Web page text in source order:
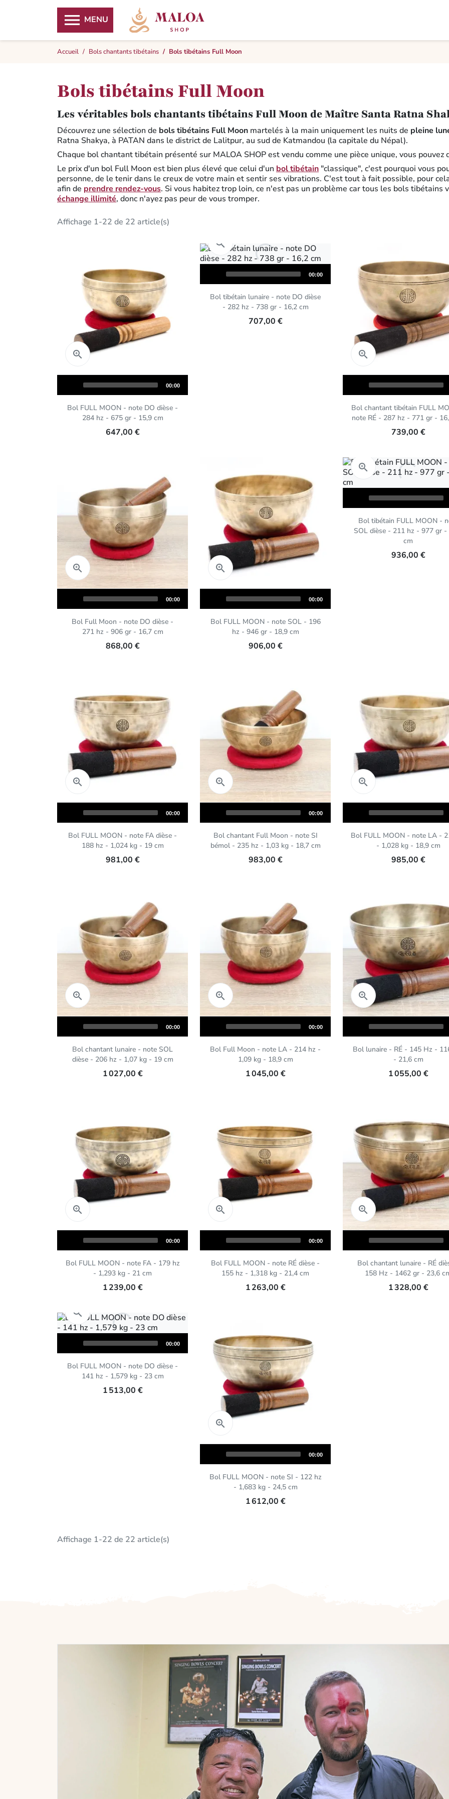
 MENU
Accueil Bols chantants tibétains Bols tibétains Full Moon
Bols tibétains Full Moon
Les véritables bols chantants tibétains Full Moon de Maître Santa Ratna
Découvrez une sélection de bols tibétains Full Moon martelés à la main uniquement les nuits de pleine
Ratna Shakya, à PATAN dans le district de Lalitpur, au sud de Katmandou (la capitale du Népal).
Chaque bol chantant tibétain présenté sur MALOA SHOP est vendu comme une pièce unique, vous pouvez
Le prix d'un bol Full Moon est bien plus élevé que celui d'un bol tibétain "classique", c'est pourquoi vous
personne, de le tenir dans le creux de votre main et sentir ses vibrations. C'est tout à fait possible, pour
afin de prendre rendez-vous. Si vous habitez trop loin, ce n'est pas un problème car tous les bols tibétains
échange illimité, donc n'ayez pas peur de vous tromper.
Affichage 1-22 de 22 article(s)
 Aperçu rapide
Total
00:00
Bol FULL MOON - note DO dièse -
284 hz - 675 gr - 15,9 cm
647,00 €
 Aperçu rapide
Total
00:00
Bol tibétain lunaire - note DO dièse
- 282 hz - 738 gr - 16,2 cm
707,00 €
 Aperçu rapide
Bol chantant tibétain FULL
note RÉ - 287 hz - 771 gr -
739,00 €
 Aperçu rapide
Total
00:00
Bol Full Moon - note DO dièse -
271 hz - 906 gr - 16,7 cm
868,00 €
 Aperçu rapide
Total
00:00
Bol FULL MOON - note SOL - 196
hz - 946 gr - 18,9 cm
906,00 €
 Aperçu rapide
Bol tibétain FULL MOON -
SOL dièse - 211 hz - 977 gr -
cm
936,00 €
 Aperçu rapide
Total
00:00
Bol FULL MOON - note FA dièse -
188 hz - 1,024 kg - 19 cm
981,00 €
 Aperçu rapide
Total
00:00
Bol chantant Full Moon - note SI
bémol - 235 hz - 1,03 kg - 18,7 cm
983,00 €
 Aperçu rapide
Bol FULL MOON - note LA -
- 1,028 kg - 18,9 cm
985,00 €
 Aperçu rapide
Total
00:00
Bol chantant lunaire - note SOL
dièse - 206 hz - 1,07 kg - 19 cm
1 027,00 €
 Aperçu rapide
Total
00:00
Bol Full Moon - note LA - 214 hz -
1,09 kg - 18,9 cm
1 045,00 €
 Aperçu rapide
Bol lunaire - RÉ - 145 Hz -
- 21,6 cm
1 055,00 €

Total
00:00
Bol FULL MOON - note FA - 179 hz
- 1,293 kg - 21 cm
1 239,00 €

Total
00:00
Bol FULL MOON - note RÉ dièse -
155 hz - 1,318 kg - 21,4 cm
1 263,00 €
 Aperçu rapide
Bol chantant lunaire - RÉ
158 Hz - 1462 gr - 23,6
1 328,00 €
 Aperçu rapide
Total
00:00
Bol FULL MOON - note DO dièse -
141 hz - 1,579 kg - 23 cm
1 513,00 €
 Aperçu rapide
Total
00:00
Bol FULL MOON - note SI - 122 hz
- 1,683 kg - 24,5 cm
1 612,00 €
Affichage 1-22 de 22 article(s)